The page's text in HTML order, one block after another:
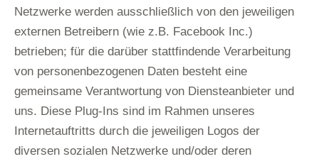
Netzwerke werden ausschließlich von den jeweiligen
externen Betreibern (wie z.B. Facebook Inc.)
betrieben; für die darüber stattfindende Verarbeitung
von personenbezogenen Daten besteht eine
gemeinsame Verantwortung von Diensteanbieter und
uns. Diese Plug-Ins sind im Rahmen unseres
Internetauftritts durch die jeweiligen Logos der
diversen sozialen Netzwerke und/oder deren